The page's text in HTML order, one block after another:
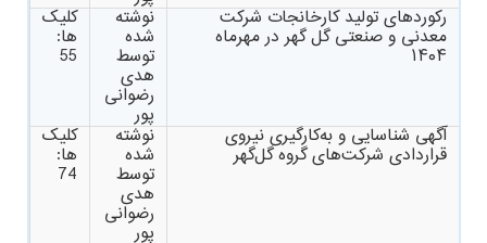
رکوردهای تولید کارخانجات شرکت
معدنی و صنعتی گل گهر در مهرماه
۱۴۰۴
نوشته
شده
توسط
هدی
رضوانی
پور
کلیک
ها:
55
آگهی شناسایی و به‌کارگیری نیروی
قراردادی شرکت‌های گروه گل‌گهر
نوشته
شده
توسط
هدی
رضوانی
پور
کلیک
ها:
74